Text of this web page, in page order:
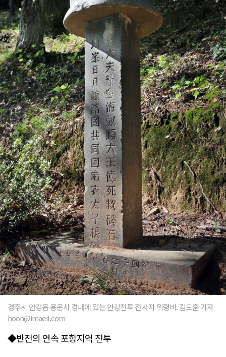
경주시 안강읍 용운사 경내에 있는 안강전투 전사자 위령비. 김도훈 기자
hoon@imaeil.com
◆반전의 연속 포항지역 전투